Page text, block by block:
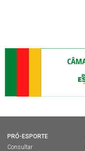
PRÓ-ESPORTE
Consultar